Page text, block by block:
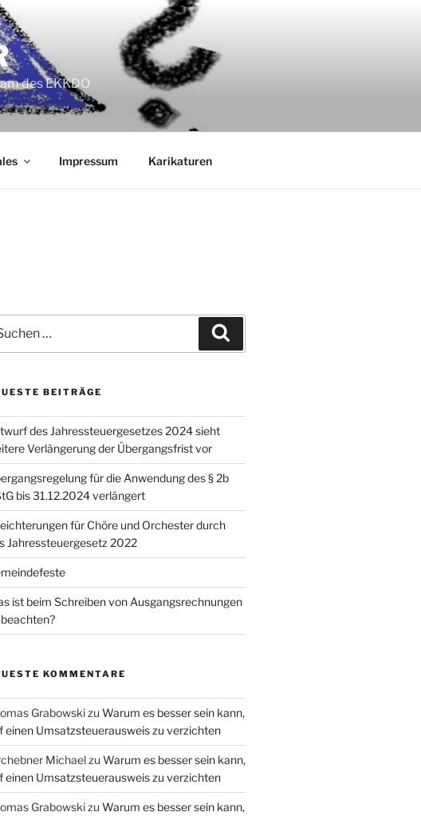
des EKKDO
Impressum Karikaturen
BEITRÄGE
des Jahressteuergesetzes 2024 sieht
Verlängerung der Übergangsfrist vor
für die Anwendung des § 2b
bis 31.12.2024 verlängert
für Chöre und Orchester durch
Jahressteuergesetz 2022
ist beim Schreiben von Ausgangsrechnungen
KOMMENTARE
Grabowskizu Warum es besser sein kann,
einen Umsatzsteuerausweis zu verzichten
Michaelzu Warum es besser sein kann,
einen Umsatzsteuerausweis zu verzichten
Grabowskizu Warum es besser sein kann,